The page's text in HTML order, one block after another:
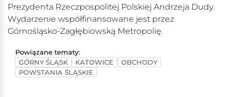
Prezydenta Rzeczpospolitej Polskiej Andrzeja Dudy.
Wydarzenie współfinansowane jest przez
Górnośląsko-Zagłębiowską Metropolię.
Powiązane tematy:
GÓRNY ŚLĄSK
KATOWICE
OBCHODY
POWSTANIA ŚLĄSKIE